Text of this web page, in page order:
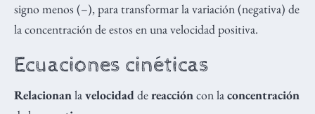
signo menos (–), para transformar la variación (negativa) de
la concentración de estos en una velocidad positiva.
Ecuaciones cinéticas
Relacionanlavelocidaddereaccióncon laconcentración